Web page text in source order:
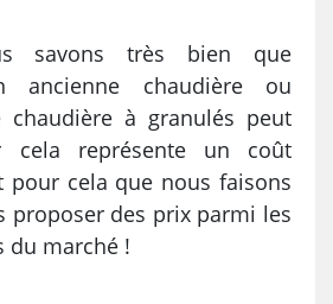
savons très bien que
ancienne chaudière ou
chaudière à granulés peut
cela représente un coût
pour cela que nous faisons
proposer des prix parmi les
du marché !